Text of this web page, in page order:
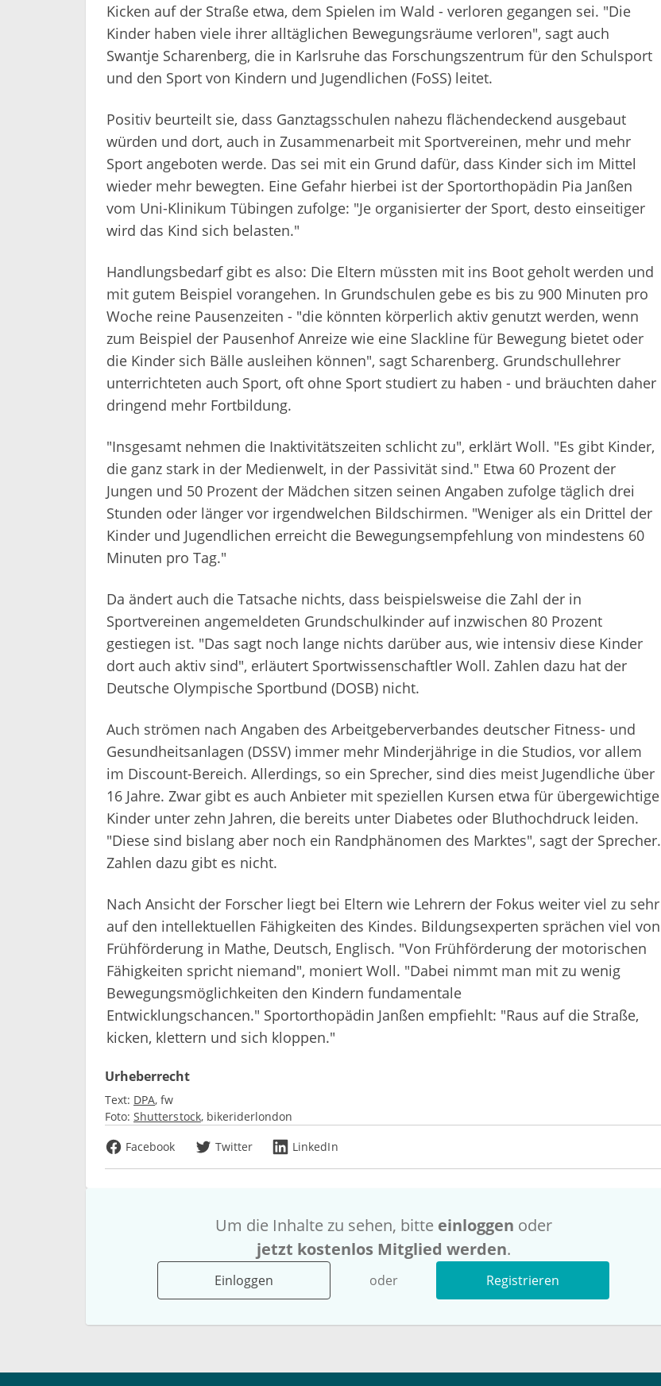
Kicken auf der Straße etwa, dem Spielen im Wald - verloren gegangen sei. "Die
Kinder haben viele ihrer alltäglichen Bewegungsräume verloren", sagt auch
Swantje Scharenberg, die in Karlsruhe das Forschungszentrum für den Schulsport
und den Sport von Kindern und Jugendlichen (FoSS) leitet.
Positiv beurteilt sie, dass Ganztagsschulen nahezu flächendeckend ausgebaut
würden und dort, auch in Zusammenarbeit mit Sportvereinen, mehr und mehr
Sport angeboten werde. Das sei mit ein Grund dafür, dass Kinder sich im Mittel
wieder mehr bewegten. Eine Gefahr hierbei ist der Sportorthopädin Pia Janßen
vom Uni-Klinikum Tübingen zufolge: "Je organisierter der Sport, desto einseitiger
wird das Kind sich belasten."
Handlungsbedarf gibt es also: Die Eltern müssten mit ins Boot geholt werden und
mit gutem Beispiel vorangehen. In Grundschulen gebe es bis zu 900 Minuten pro
Woche reine Pausenzeiten - "die könnten körperlich aktiv genutzt werden, wenn
zum Beispiel der Pausenhof Anreize wie eine Slackline für Bewegung bietet oder
die Kinder sich Bälle ausleihen können", sagt Scharenberg. Grundschullehrer
unterrichteten auch Sport, oft ohne Sport studiert zu haben - und bräuchten daher
dringend mehr Fortbildung.
"Insgesamt nehmen die Inaktivitätszeiten schlicht zu", erklärt Woll. "Es gibt Kinder,
die ganz stark in der Medienwelt, in der Passivität sind." Etwa 60 Prozent der
Jungen und 50 Prozent der Mädchen sitzen seinen Angaben zufolge täglich drei
Stunden oder länger vor irgendwelchen Bildschirmen. "Weniger als ein Drittel der
Kinder und Jugendlichen erreicht die Bewegungsempfehlung von mindestens 60
Minuten pro Tag."
Da ändert auch die Tatsache nichts, dass beispielsweise die Zahl der in
Sportvereinen angemeldeten Grundschulkinder auf inzwischen 80 Prozent
gestiegen ist. "Das sagt noch lange nichts darüber aus, wie intensiv diese Kinder
dort auch aktiv sind", erläutert Sportwissenschaftler Woll. Zahlen dazu hat der
Deutsche Olympische Sportbund (DOSB) nicht.
Auch strömen nach Angaben des Arbeitgeberverbandes deutscher Fitness- und
Gesundheitsanlagen (DSSV) immer mehr Minderjährige in die Studios, vor allem
im Discount-Bereich. Allerdings, so ein Sprecher, sind dies meist Jugendliche über
16 Jahre. Zwar gibt es auch Anbieter mit speziellen Kursen etwa für übergewichtige
Kinder unter zehn Jahren, die bereits unter Diabetes oder Bluthochdruck leiden.
"Diese sind bislang aber noch ein Randphänomen des Marktes", sagt der Sprecher.
Zahlen dazu gibt es nicht.
Nach Ansicht der Forscher liegt bei Eltern wie Lehrern der Fokus weiter viel zu sehr
auf den intellektuellen Fähigkeiten des Kindes. Bildungsexperten sprächen viel von
Frühförderung in Mathe, Deutsch, Englisch. "Von Frühförderung der motorischen
Fähigkeiten spricht niemand", moniert Woll. "Dabei nimmt man mit zu wenig
Bewegungsmöglichkeiten den Kindern fundamentale
Entwicklungschancen." Sportorthopädin Janßen empfiehlt: "Raus auf die Straße,
kicken, klettern und sich kloppen."
Urheberrecht
Text: DPA fw
Foto: Shutterstock bikeriderlondon
Facebook
Twitter LinkedIn
Um die Inhalte zu sehen, bitte einloggen oder
jetzt kostenlos Mitglied werden.
Einloggen oder Registrieren